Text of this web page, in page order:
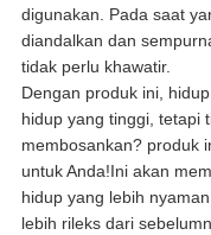
digunakan. Pada saat
diandalkan dan
tidak perlu khawatir.
Dengan produk ini,
hidup yang tinggi, tetapi
membosankan? produk
untuk Anda!Ini akan
hidup yang lebih
lebih rileks dari